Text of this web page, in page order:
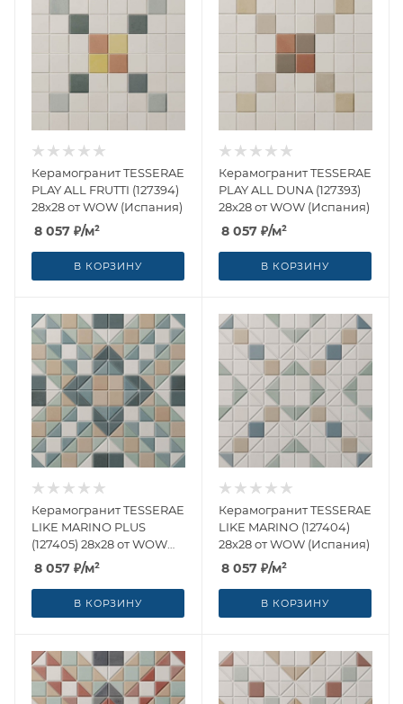
Керамогранит TESSERAE
PLAY ALL FRUTTI (127394)
28x28 от WOW (Испания)
8 057 ₽/м²
В КОРЗИНУ
Керамогранит TESSERAE
PLAY ALL DUNA (127393)
28x28 от WOW (Испания)
8 057 ₽/м²
В КОРЗИНУ
Керамогранит TESSERAE
LIKE MARINO PLUS
(127405) 28x28 от WOW
(Испания)
8 057 ₽/м²
В КОРЗИНУ
Керамогранит TESSERAE
LIKE MARINO (127404)
28x28 от WOW (Испания)
8 057 ₽/м²
В КОРЗИНУ